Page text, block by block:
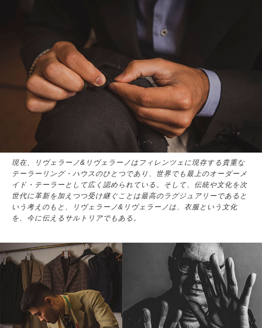
現在、リヴェラーノ&リヴェラーノはフィレンツェに現存する貴重な
テーラーリング・ハウスのひとつであり、世界でも最上のオーダーメ
イド・テーラーとして広く認められている。そして、伝統や文化を次
世代に革新を加えつつ受け継ぐことは最高のラグジュアリーであると
いう考えのもと、リヴェラーノ&リヴェラーノは、衣服という文化
を、今に伝えるサルトリアでもある。